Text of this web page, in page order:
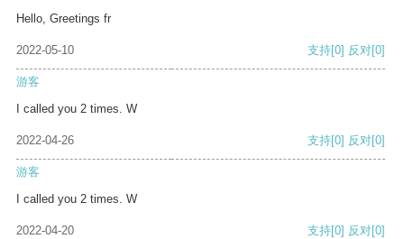
Hello, Greetings fr
2022-05-10 支持[0] 反对[0]
游客
I called you 2 times. W
2022-04-26 支持[0] 反对[0]
游客
I called you 2 times. W
2022-04-20 支持[0] 反对[0]